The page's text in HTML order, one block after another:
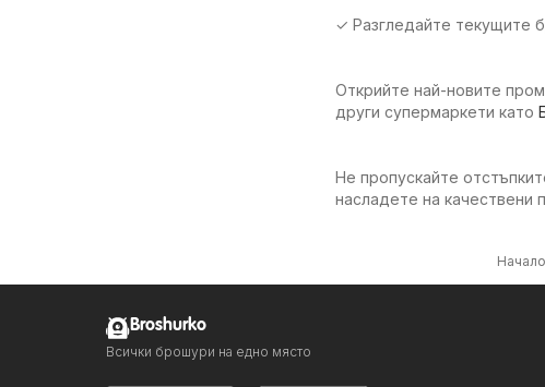
✓ Разгледайте текущите
Открийте най-новите
други супермаркети като
Не пропускайте
насладете на качествени
Начало
Broshurko
Всички брошури на едно място